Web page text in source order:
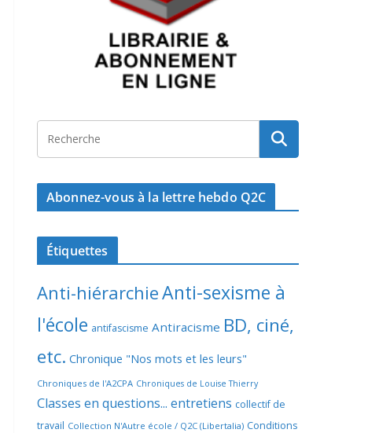
Abonnez-vous à la lettre hebdo Q2C
Étiquettes
Anti-hiérarchieAnti-sexisme à
l'école antifascisme Antiracisme BD, ciné,
etc. Chronique "Nos mots et les leurs"
Chroniques de l'A2CPA Chroniques de Louise Thierry
Classes en questions... entretiens collectif de
travail Collection N'Autre école / Q2C (Libertalia) Conditions